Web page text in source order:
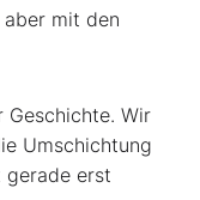
mit den
Geschichte. Wir
Umschichtung
gerade erst